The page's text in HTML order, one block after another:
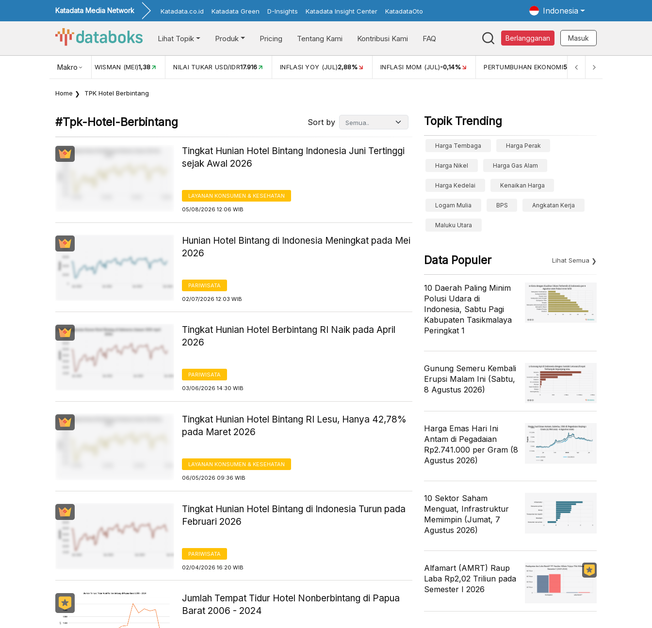
Katadata Media Network Katadata.co.id Katadata Green D-Insights Katadata Insight Center KatadataOto Indonesia
Lihat Topik Produk Pricing Tentang Kami Kontribusi Kami FAQ Berlangganan Masuk
Makro
NILAI TUKAR USD/IDR17.916 INFLASI YOY (JUL)2,88% INFLASI MOM (JUL)-0,14% PERTUMBUHAN EKONOMI5,11% PERTUMBUHAN EKONOMI (YOY) (Q1)5,61%
Home TPK Hotel Berbintang
#tpk-Hotel-Berbintang Sort by
Tingkat Hunian Hotel Bintang Indonesia Juni Tertinggi
sejak Awal 2026
LAYANAN KONSUMEN & KESEHATAN
05/08/2026 12:06 WIB
Hunian Hotel Bintang di Indonesia Meningkat pada Mei
2026
PARIWISATA
02/07/2026 12:03 WIB
Tingkat Hunian Hotel Berbintang RI Naik pada April
2026
PARIWISATA
03/06/2026 14:30 WIB
Tingkat Hunian Hotel Bintang RI Lesu, Hanya 42,78%
pada Maret 2026
LAYANAN KONSUMEN & KESEHATAN
06/05/2026 09:36 WIB
Tingkat Hunian Hotel Bintang di Indonesia Turun pada
Februari 2026
PARIWISATA
02/04/2026 16:20 WIB
Jumlah Tempat Tidur Hotel Nonberbintang di Papua
Barat 2006 - 2024
Topik Trending
Harga Tembaga Harga Perak
Harga Nikel Harga Gas Alam
Harga Kedelai Kenaikan Harga
Logam Mulia BPS Angkatan Kerja
Maluku Utara
Data Populer Lihat Semua
10 Daerah Paling Minim
Polusi Udara di
Indonesia, Sabtu Pagi
Kabupaten Tasikmalaya
Peringkat 1
Gunung Semeru Kembali
Erupsi Malam Ini (Sabtu,
8 Agustus 2026)
Harga Emas Hari Ini
Antam di Pegadaian
Rp2.741.000 per Gram (8
Agustus 2026)
10 Sektor Saham
Menguat, Infrastruktur
Memimpin (Jumat, 7
Agustus 2026)
Alfamart (AMRT) Raup
Laba Rp2,02 Triliun pada
Semester I 2026